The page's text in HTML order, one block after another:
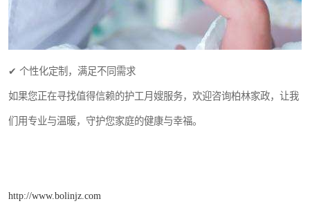
✔ 个性化定制，满足不同需求
如果您正在寻找值得信赖的护工月嫂服务，欢迎咨询柏林家政，让我
们用专业与温暖，守护您家庭的健康与幸福。
http://www.bolinjz.com